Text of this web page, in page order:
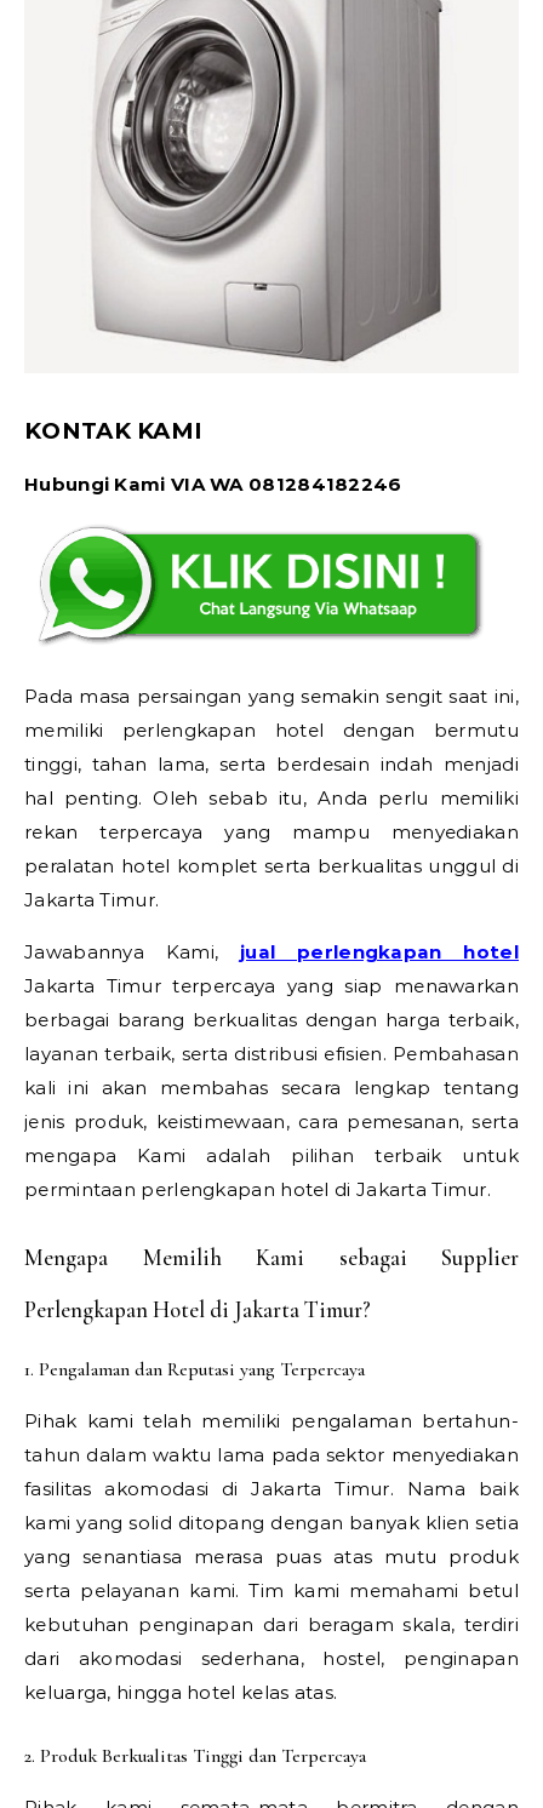
KONTAK KAMI
Hubungi Kami VIA WA 081284182246
Pada masa persaingan yang semakin sengit saat ini,
memiliki perlengkapan hotel dengan bermutu
tinggi, tahan lama, serta berdesain indah menjadi
hal penting. Oleh sebab itu, Anda perlu memiliki
rekan terpercaya yang mampu menyediakan
peralatan hotel komplet serta berkualitas unggul di
Jakarta Timur.
Jawabannya Kami, jual perlengkapan hotel
Jakarta Timur terpercaya yang siap menawarkan
berbagai barang berkualitas dengan harga terbaik,
layanan terbaik, serta distribusi efisien. Pembahasan
kali ini akan membahas secara lengkap tentang
jenis produk, keistimewaan, cara pemesanan, serta
mengapa Kami adalah pilihan terbaik untuk
permintaan perlengkapan hotel di Jakarta Timur.
Mengapa Memilih Kami sebagai Supplier
Perlengkapan Hotel di Jakarta Timur?
1. Pengalaman dan Reputasi yang Terpercaya
Pihak kami telah memiliki pengalaman bertahun-
tahun dalam waktu lama pada sektor menyediakan
fasilitas akomodasi di Jakarta Timur. Nama baik
kami yang solid ditopang dengan banyak klien setia
yang senantiasa merasa puas atas mutu produk
serta pelayanan kami. Tim kami memahami betul
kebutuhan penginapan dari beragam skala, terdiri
dari akomodasi sederhana, hostel, penginapan
keluarga, hingga hotel kelas atas.
2. Produk Berkualitas Tinggi dan Terpercaya